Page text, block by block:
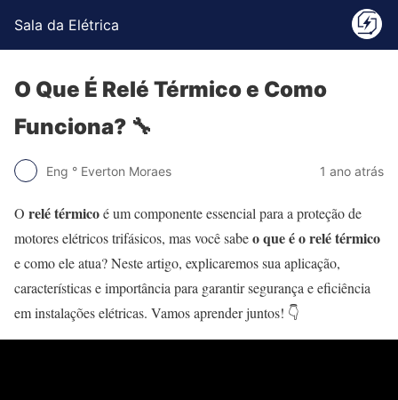
Sala da Elétrica
O Que É Relé Térmico e Como
Funciona? 🔧
Eng ° Everton Moraes 1 ano atrás
O relé térmicoé um componente essencial para a proteção de
motores elétricos trifásicos, mas você sabeo que é o relé térmico
e como ele atua? Neste artigo, explicaremos sua aplicação,
características e importância para garantir segurança e eficiência
em instalações elétricas. Vamos aprender juntos! 👇